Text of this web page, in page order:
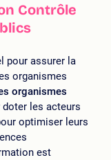
Contrôle
pour assurer la
organismes
organismes
les acteurs
optimiser leurs
est